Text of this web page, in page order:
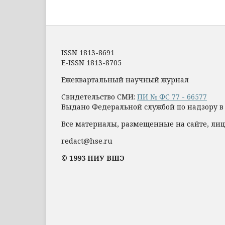
ISSN 1813-8691
E-ISSN 1813-8705
Ежеквартальный научный журнал
Свидетельство СМИ: ПИ № ФС 77 - 66577
Выдано Федеральной службой по надзору
Все материалы, размещенные на сайте,
redact@hse.ru
© 1993 НИУ ВШЭ